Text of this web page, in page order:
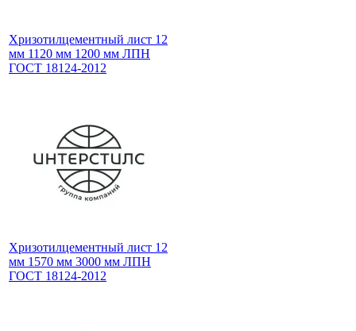
Хризотилцементный лист 12
мм 1120 мм 1200 мм ЛПН
ГОСТ 18124-2012
Хризотилцементный лист 12
мм 1570 мм 3000 мм ЛПН
ГОСТ 18124-2012